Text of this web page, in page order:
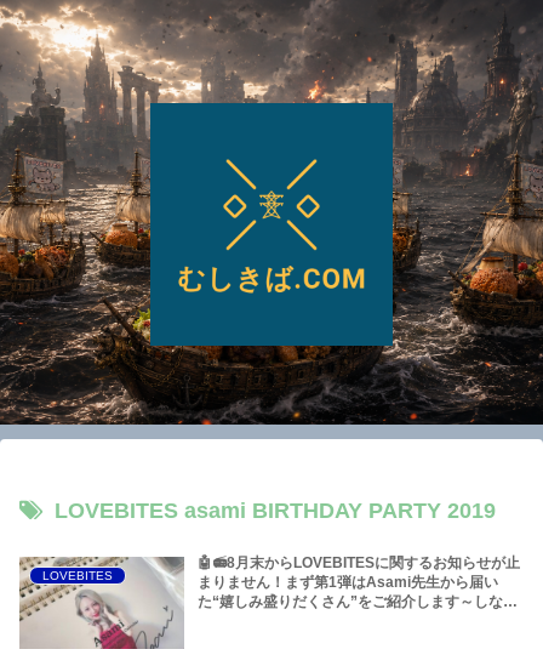
LOVEBITES asami BIRTHDAY PARTY 2019
LOVEBITES
🤖📻8月末からLOVEBITESに関するお知らせが止
まりません！まず第1弾はAsami先生から届い
た“嬉しみ盛りだくさん”をご紹介します～しなが